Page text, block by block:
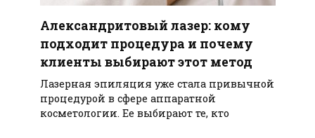
Александритовый лазер: кому
подходит процедура и почему
клиенты выбирают этот метод
Лазерная эпиляция уже стала привычной
процедурой в сфере аппаратной
косметологии. Ее выбирают те, кто